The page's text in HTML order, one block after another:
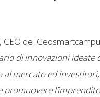
del
di innovazioni ideate
al mercato ed